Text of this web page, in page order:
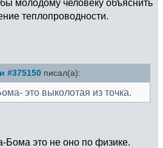
молодому человеку объяснить
теплопроводности.
#375150 писал(а):
это выколотая из точка.
Бома это не оно по физике.